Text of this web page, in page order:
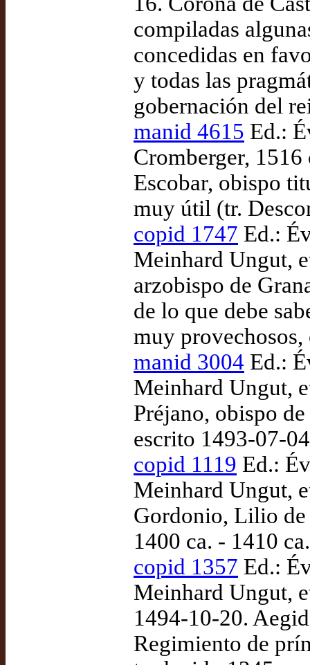
compiladas
concedidas en
y todas las
gobernación del
manid 4615 Ed.:
Cromberger, 1516
Escobar, obispo
muy útil (tr.
copid 1747 Ed.:
Meinhard Ungut,
arzobispo de
de lo que debe
muy provechosos,
manid 3004 Ed.:
Meinhard Ungut,
Préjano, obispo
escrito 1493-07-
copid 1119 Ed.:
Meinhard Ungut,
Gordonio, Lilio
1400 ca. - 1410 ca.
copid 1357 Ed.:
Meinhard Ungut,
1494-10-20.
Regimiento de